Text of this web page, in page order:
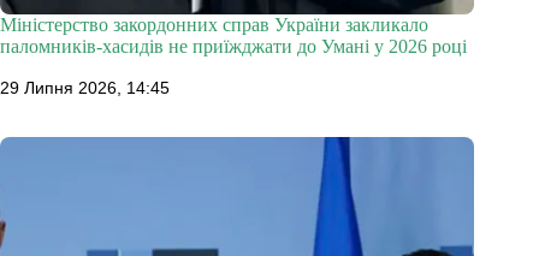
Міністерство закордонних справ України закликало
паломників-хасидів не приїжджати до Умані у 2026 році
29 Липня 2026, 14:45